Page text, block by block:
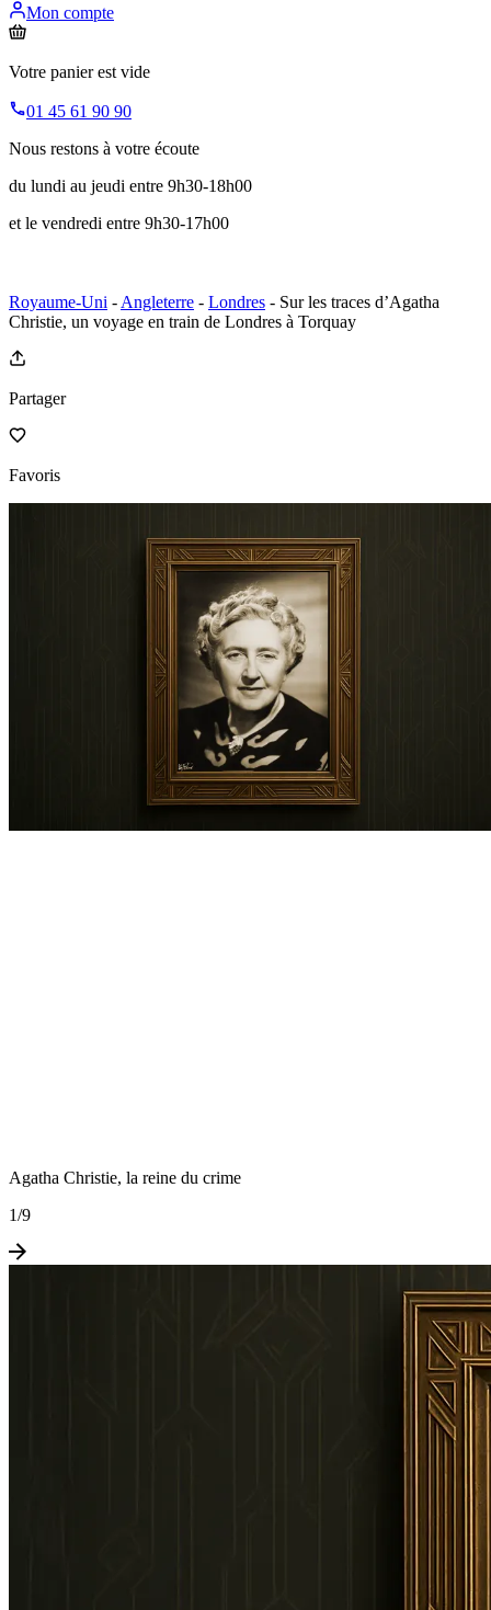
Mon compte
Votre panier est vide
01 45 61 90 90
Nous restons à votre écoute
du lundi au jeudi entre 9h30-18h00
et le vendredi entre 9h30-17h00
Royaume-Uni - Angleterre - Londres - Sur les traces d’Agatha
Christie, un voyage en train de Londres à Torquay
Partager
Favoris
Agatha Christie, la reine du crime
1/9